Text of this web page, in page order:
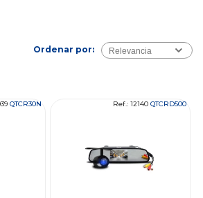
Ordenar por: Relevancia
QTCR30N Ref.: 12140 QTCRD500